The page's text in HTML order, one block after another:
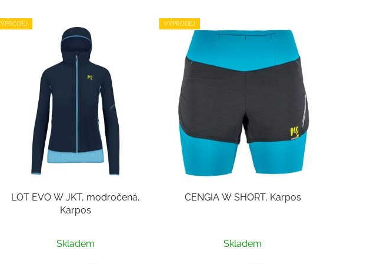
e
n
p
o
d
u
k
LOT EVO W JKT, modročená,
Karpos
Skladem
VÝPRODEJ
CENGIA W SHORT, Karpos
Skladem